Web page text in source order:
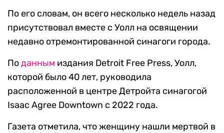
По его словам, он всего несколько недель назад
присутствовал вместе с Уолл на освящении
недавно отремонтированной синагоги города.
Поданным издания Detroit Free Press, Уолл,
которой было 40 лет, руководила
расположенной в центре Детройта синагогой
Isaac Agree Downtown с 2022 года.
Газета отметила, что женщину нашли мертвой в